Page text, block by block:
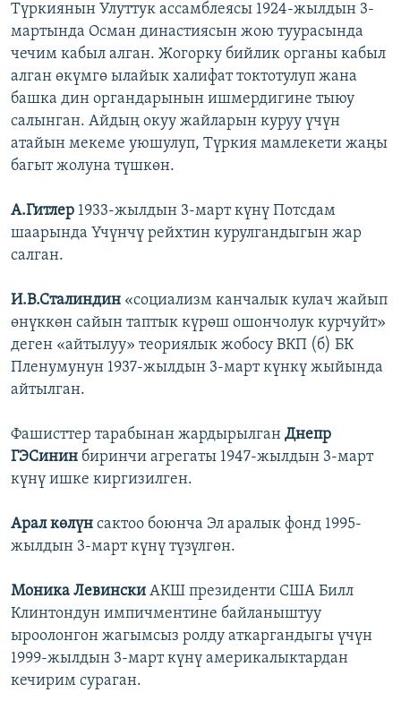
Түркиянын Улуттук ассамблеясы 1924-жылдын 3-
мартында Осман династиясын жою туурасында
чечим кабыл алган. Жогорку бийлик органы кабыл
алган өкүмгө ылайык халифат токтотулуп жана
башка дин органдарынын ишмердигине тыюу
салынган. Айдың окуу жайларын куруу үчүн
атайын мекеме уюшулуп, Түркия мамлекети жаңы
багыт жолуна түшкөн.
А.Гитлер 1933-жылдын 3-март күнү Потсдам
шаарында Үчүнчү рейхтин курулгандыгын жар
салган.
И.В.Сталиндин «социализм канчалык кулач жайып
өнүккөн сайын таптык күрөш ошончолук курчуйт»
деген «айтылуу» теориялык жобосу ВКП (б) БК
Пленумунун 1937-жылдын 3-март күнкү жыйында
айтылган.
Фашисттер тарабынан жардырылган Днепр
ГЭСинин биринчи агрегаты 1947-жылдын 3-март
күнү ишке киргизилген.
Арал көлүн сактоо боюнча Эл аралык фонд 1995-
жылдын 3-март күнү түзүлгөн.
Моника Левински АКШ президенти США Билл
Клинтондун импичментине байланыштуу
ыроолонгон жагымсыз ролду аткаргандыгы үчүн
1999-жылдын 3-март күнү америкалыктардан
кечирим сураган.